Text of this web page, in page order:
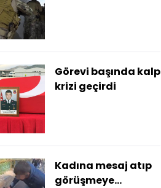
Görevi başında kalp
krizi geçirdi
Kadına mesaj atıp
görüşmeye